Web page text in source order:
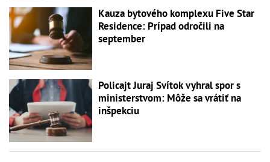
Kauza bytového komplexu Five Star
Residence: Prípad odročili na
september
Policajt Juraj Svítok vyhral spor s
ministerstvom: Môže sa vrátiť na
inšpekciu